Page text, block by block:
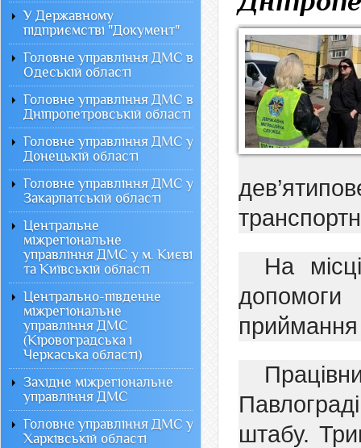
На
допомоги
приймання
штабу.
У Державному
підприємстві "Документ"
Головне управління ДМС в
Одеській області
Головне управління ДМС в
Дніпропетровській області
Головне управління ДМС у
Донецькій області
Головне управління ДМС у
Закарпатській області
Центральне
міжрегіональне
управління ДМС у м. Києві
та Київській області
Центрально-південне
міжрегіональне
управління ДМС
(Кіровоградська і
Черкаська області)
Західне міжрегіональне
управління ДМС
Головне управління ДМС у
Харківській області